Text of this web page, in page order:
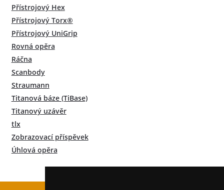
Přístrojový Hex
Přístrojový Torx®
Přístrojový UniGrip
Rovná opěra
Ráčna
Scanbody
Straumann
Titanová báze (TiBase)
Titanový uzávěr
tlx
Zobrazovací příspěvek
Úhlová opěra